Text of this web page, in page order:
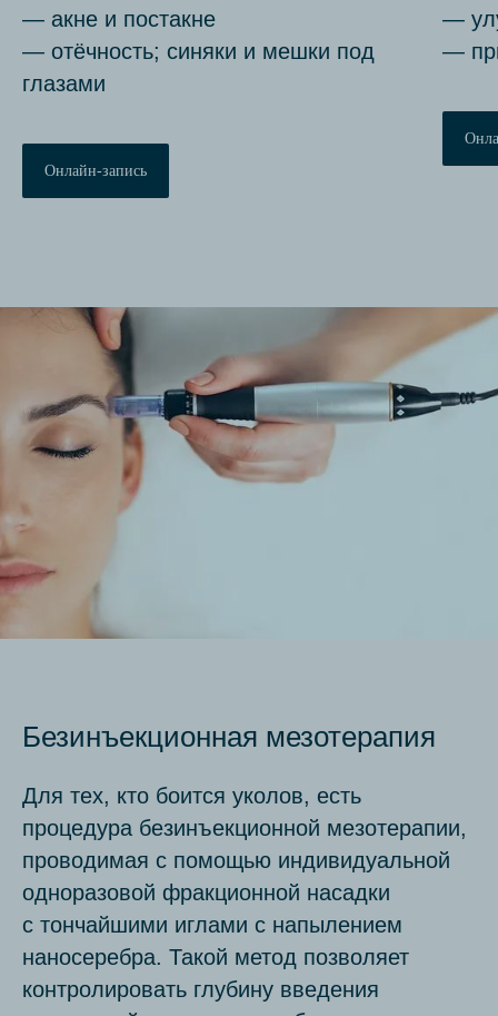
— акне и постакне
— отёчность; синяки и мешки под
глазами
Онлайн-запись
—
—
Безинъекционная мезотерапия
Для тех, кто боится уколов, есть
процедура безинъекционной мезотерапии,
проводимая с помощью индивидуальной
одноразовой фракционной насадки
с тончайшими иглами с напылением
наносеребра. Такой метод позволяет
контролировать глубину введения